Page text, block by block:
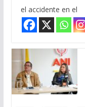
el accidente en el